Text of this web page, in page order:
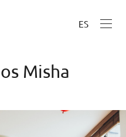
ES
Misha